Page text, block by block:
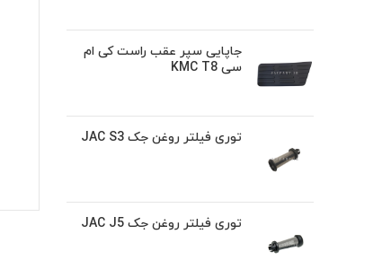
جاپایی سپر عقب راست کی ام
سی KMC T8
توری فیلتر روغن جک JAC S3
توری فیلتر روغن جک JAC J5